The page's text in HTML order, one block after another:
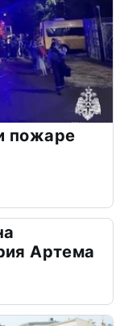
пожаре
Артема